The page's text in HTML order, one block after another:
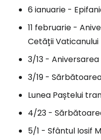
6 ianuarie -
11 februarie -
Cetății Vaticanului
3/13 -
3/19 -
Lunea Paștelui
4/23 -
5/1 - Sfântul Iosif